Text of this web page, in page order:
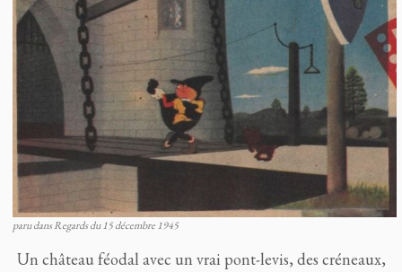
paru dans Regards du 15 décembre 1945
Un château féodal avec un vrai pont-levis, des créneaux,